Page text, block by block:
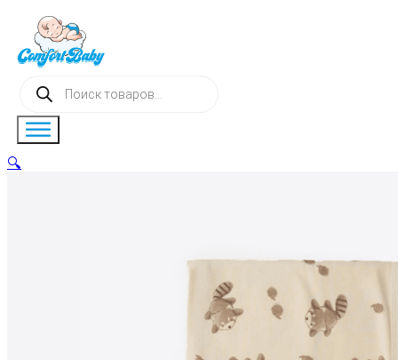
Поиск
товаров
🔍